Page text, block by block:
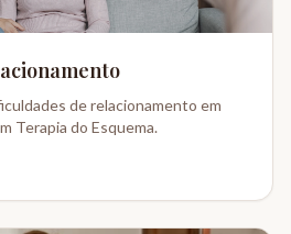
de relacionamento em
Terapia do Esquema.